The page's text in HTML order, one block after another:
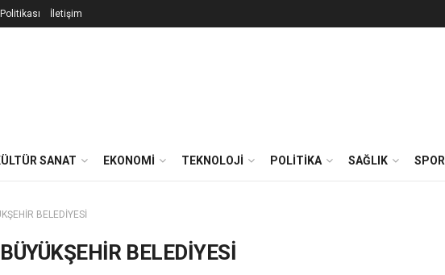
İletişim
SANAT EKONOMİ TEKNOLOJİ POLİTİKA SAĞLIK SPOR
BELEDİYESİ
BELEDİYESİ